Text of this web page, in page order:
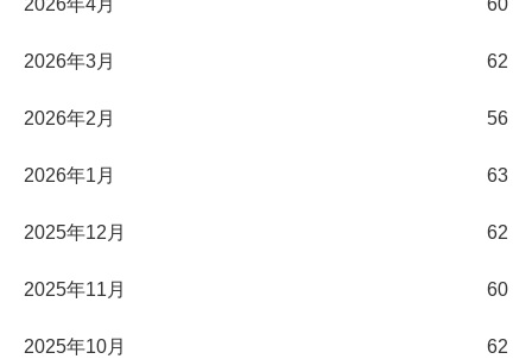
2026年4月 60
2026年3月 62
2026年2月 56
2026年1月 63
2025年12月 62
2025年11月 60
2025年10月 62